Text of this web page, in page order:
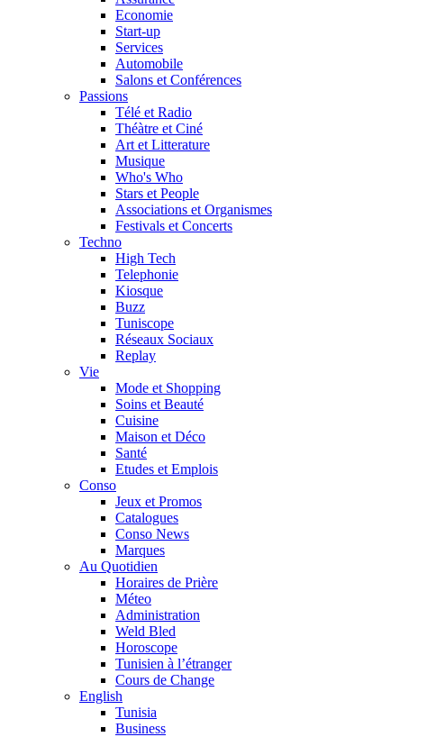
Economie
Start-up
Services
Automobile
Salons et Conférences
Passions
Télé et Radio
Théàtre et Ciné
Art et Litterature
Musique
Who's Who
Stars et People
Associations et Organismes
Festivals et Concerts
Techno
High Tech
Telephonie
Kiosque
Buzz
Tuniscope
Réseaux Sociaux
Replay
Vie
Mode et Shopping
Soins et Beauté
Cuisine
Maison et Déco
Santé
Etudes et Emplois
Conso
Jeux et Promos
Catalogues
Conso News
Marques
Au Quotidien
Horaires de Prière
Méteo
Administration
Weld Bled
Horoscope
Tunisien à l’étranger
Cours de Change
English
Tunisia
Business